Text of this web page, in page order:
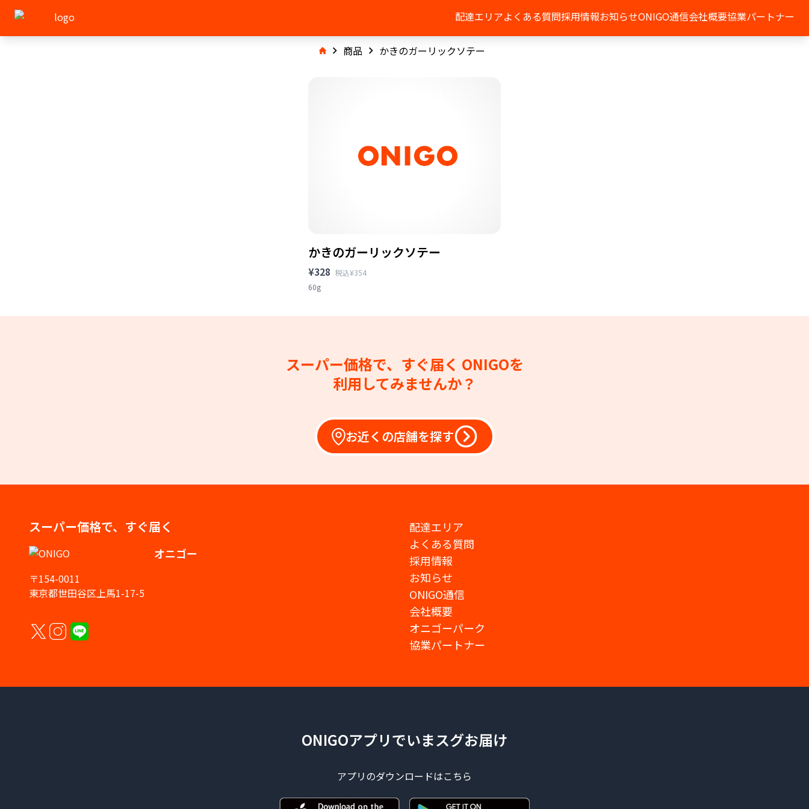
配達エリアよくある質問採用情報お知らせONIGO通信会社概要協業パートナー
商品 かきのガーリックソテー
かきのガーリックソテー
¥328 税込¥354
60g
スーパー価格で、すぐ届く ONIGOを
利用してみませんか？
お近くの店舗を探す
スーパー価格で、すぐ届く
オニゴー
〒154-0011
東京都世田谷区上馬1-17-5
配達エリア
よくある質問
採用情報
お知らせ
ONIGO通信
会社概要
オニゴーパーク
協業パートナー
ONIGOアプリでいまスグお届け
アプリのダウンロードはこちら